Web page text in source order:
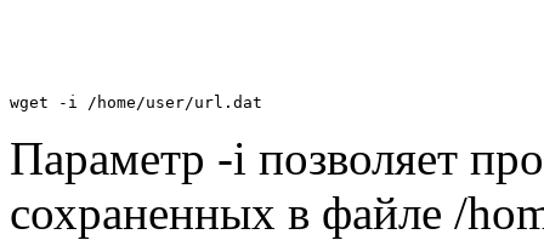
wget -i /home/user/url.dat
Параметр -i позволяет
сохраненных в файле /